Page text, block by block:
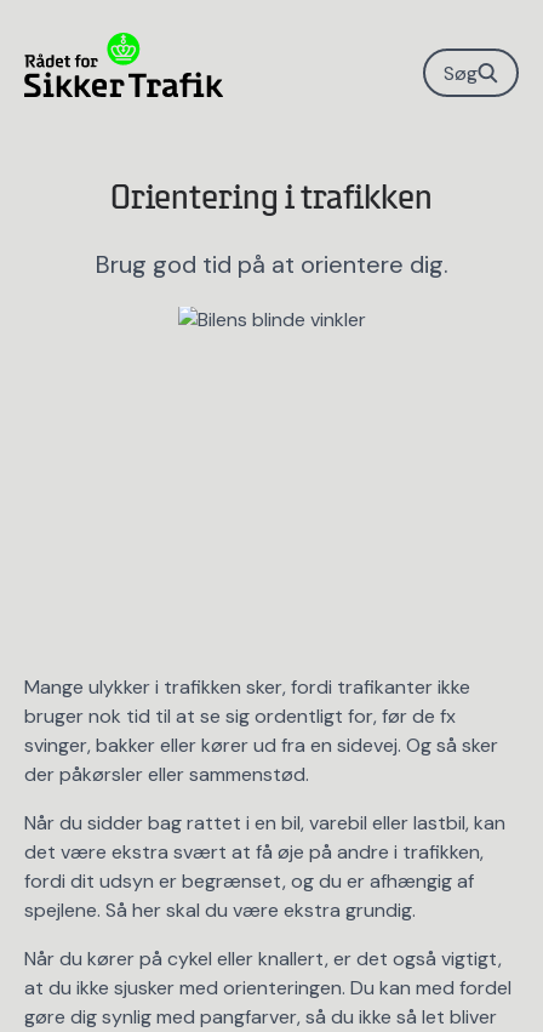
Søg
Orientering i trafikken
Brug god tid på at orientere dig.
Mange ulykker i trafikken sker, fordi trafikanter ikke
bruger nok tid til at se sig ordentligt for, før de fx
svinger, bakker eller kører ud fra en sidevej. Og så sker
der påkørsler eller sammenstød.
Når du sidder bag rattet i en bil, varebil eller lastbil, kan
det være ekstra svært at få øje på andre i trafikken,
fordi dit udsyn er begrænset, og du er afhængig af
spejlene. Så her skal du være ekstra grundig.
Når du kører på cykel eller knallert, er det også vigtigt,
at du ikke sjusker med orienteringen. Du kan med fordel
gøre dig synlig med pangfarver, så du ikke så let bliver